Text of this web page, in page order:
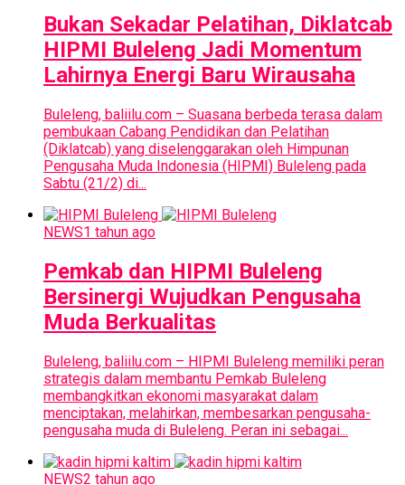
Bukan Sekadar Pelatihan, Diklatcab
HIPMI Buleleng Jadi Momentum
Lahirnya Energi Baru Wirausaha
Buleleng, baliilu.com – Suasana berbeda terasa dalam
pembukaan Cabang Pendidikan dan Pelatihan
(Diklatcab) yang diselenggarakan oleh Himpunan
Pengusaha Muda Indonesia (HIPMI) Buleleng pada
Sabtu (21/2) di...
NEWS1 tahun ago
Pemkab dan HIPMI Buleleng
Bersinergi Wujudkan Pengusaha
Muda Berkualitas
Buleleng, baliilu.com – HIPMI Buleleng memiliki peran
strategis dalam membantu Pemkab Buleleng
membangkitkan ekonomi masyarakat dalam
menciptakan, melahirkan, membesarkan pengusaha-
pengusaha muda di Buleleng. Peran ini sebagai...
NEWS2 tahun ago